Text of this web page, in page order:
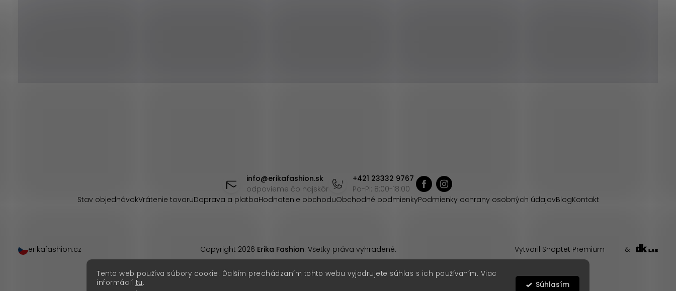
Tento web používa súbory cookie. Ďalším prechádzaním tohto webu vyjadrujete súhlas s ich používaním. Viac
informácií tu. Súhlasím
info@erikafashion.sk
odpovieme čo najskôr
+421 23332 9767
Po-Pi: 8:00-18:00
Stav objednávokVrátenie tovaruDoprava a platbaHodnotenie obchoduObchodné podmienkyPodmienky ochrany osobných údajovBlogKontakt
Vytvoril Shoptet Premium &
Copyright 2026 Erika Fashion. Všetky práva vyhradené.
erikafashion.cz